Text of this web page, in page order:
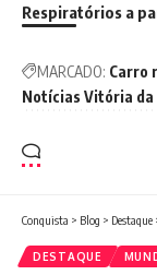
Respiratórios a
MARCADO: Carro
Notícias Vitória da
Conquista > Blog > Destaque
DESTAQUE